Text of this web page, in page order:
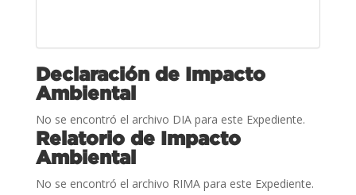
Declaración de Impacto
Ambiental
No se encontró el archivo DIA para este Expediente.
Relatorio de Impacto
Ambiental
No se encontró el archivo RIMA para este Expediente.